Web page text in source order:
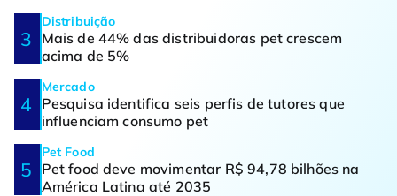
Distribuição
Mais de 44% das distribuidoras pet crescem
acima de 5%
Mercado
Pesquisa identifica seis perfis de tutores que
influenciam consumo pet
Pet Food
Pet food deve movimentar R$ 94,78 bilhões na
América Latina até 2035